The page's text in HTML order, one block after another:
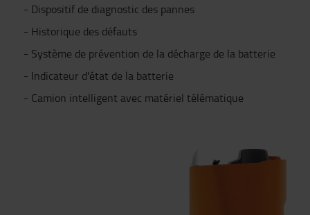
- Dispositif de diagnostic des pannes
- Historique des défauts
- Système de prévention de la décharge de la batterie
- Indicateur d'état de la batterie
- Camion intelligent avec matériel télématique